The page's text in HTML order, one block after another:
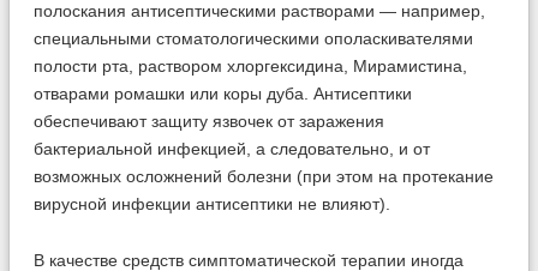
полоскания антисептическими растворами — например,
специальными стоматологическими ополаскивателями
полости рта, раствором хлоргексидина, Мирамистина,
отварами ромашки или коры дуба. Антисептики
обеспечивают защиту язвочек от заражения
бактериальной инфекцией, а следовательно, и от
возможных осложнений болезни (при этом на протекание
вирусной инфекции антисептики не влияют).
В качестве средств симптоматической терапии иногда